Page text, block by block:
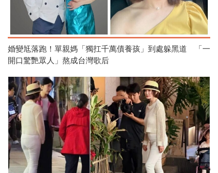
婚變尪落跑！單親媽「獨扛千萬債養孩」到處躲黑道 「一
開口驚艷眾人」熬成台灣歌后